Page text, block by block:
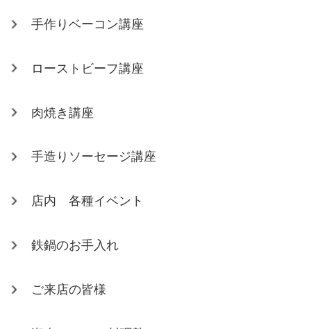
手作りベーコン講座
ローストビーフ講座
肉焼き講座
手造りソーセージ講座
店内 各種イベント
鉄鍋のお手入れ
ご来店の皆様